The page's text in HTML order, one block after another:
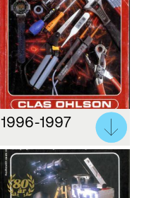
1996-1997